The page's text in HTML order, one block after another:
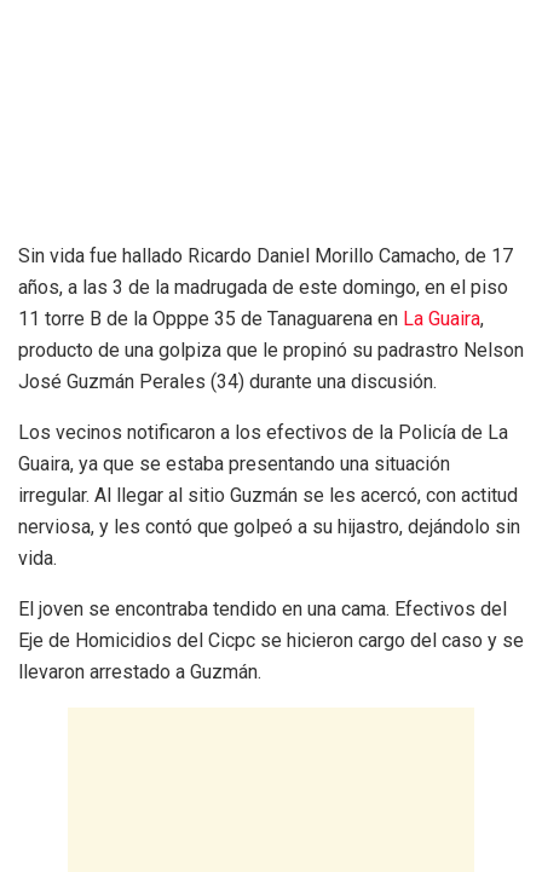
Sin vida fue hallado Ricardo Daniel Morillo Camacho, de 17
años, a las 3 de la madrugada de este domingo, en el piso
11 torre B de la Opppe 35 de Tanaguarena en La Guaira,
producto de una golpiza que le propinó su padrastro Nelson
José Guzmán Perales (34) durante una discusión.
Los vecinos notificaron a los efectivos de la Policía de La
Guaira, ya que se estaba presentando una situación
irregular. Al llegar al sitio Guzmán se les acercó, con actitud
nerviosa, y les contó que golpeó a su hijastro, dejándolo sin
vida.
El joven se encontraba tendido en una cama. Efectivos del
Eje de Homicidios del Cicpc se hicieron cargo del caso y se
llevaron arrestado a Guzmán.